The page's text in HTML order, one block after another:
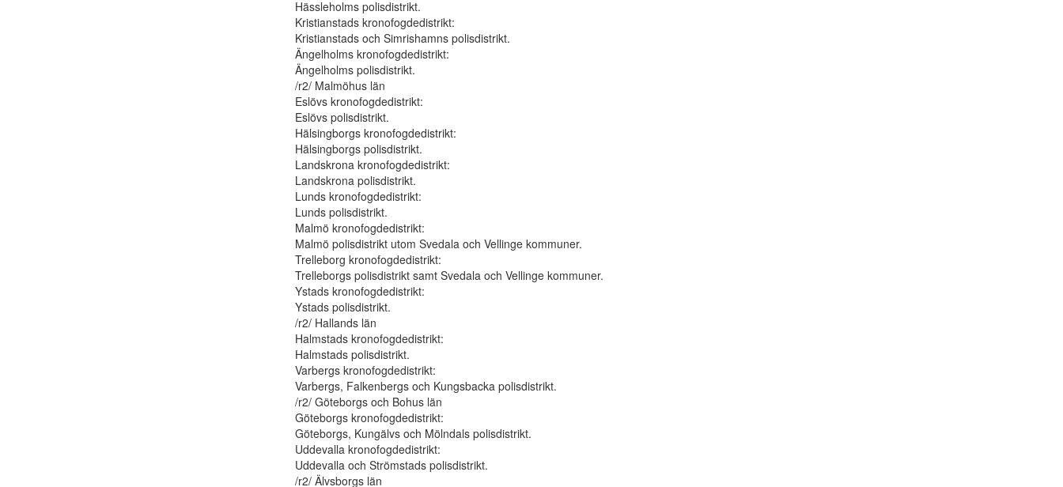
Hässleholms polisdistrikt.
Kristianstads kronofogdedistrikt:
Kristianstads och Simrishamns polisdistrikt.
Ängelholms kronofogdedistrikt:
Ängelholms polisdistrikt.
/r2/ Malmöhus län
Eslövs kronofogdedistrikt:
Eslövs polisdistrikt.
Hälsingborgs kronofogdedistrikt:
Hälsingborgs polisdistrikt.
Landskrona kronofogdedistrikt:
Landskrona polisdistrikt.
Lunds kronofogdedistrikt:
Lunds polisdistrikt.
Malmö kronofogdedistrikt:
Malmö polisdistrikt utom Svedala och Vellinge kommuner.
Trelleborg kronofogdedistrikt:
Trelleborgs polisdistrikt samt Svedala och Vellinge kommuner.
Ystads kronofogdedistrikt:
Ystads polisdistrikt.
/r2/ Hallands län
Halmstads kronofogdedistrikt:
Halmstads polisdistrikt.
Varbergs kronofogdedistrikt:
Varbergs, Falkenbergs och Kungsbacka polisdistrikt.
/r2/ Göteborgs och Bohus län
Göteborgs kronofogdedistrikt:
Göteborgs, Kungälvs och Mölndals polisdistrikt.
Uddevalla kronofogdedistrikt:
Uddevalla och Strömstads polisdistrikt.
/r2/ Älvsborgs län